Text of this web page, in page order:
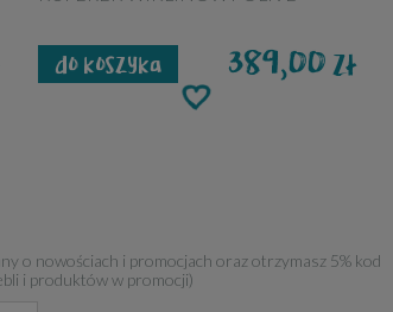
389,00 zł
do koszyka
o nowościach i promocjach oraz otrzymasz 5% kod
i produktów w promocji)